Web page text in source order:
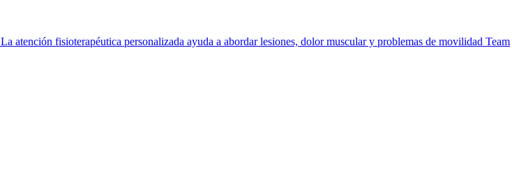
La atención fisioterapéutica personalizada ayuda a abordar lesiones, dolor muscular y problemas de movilidad Team